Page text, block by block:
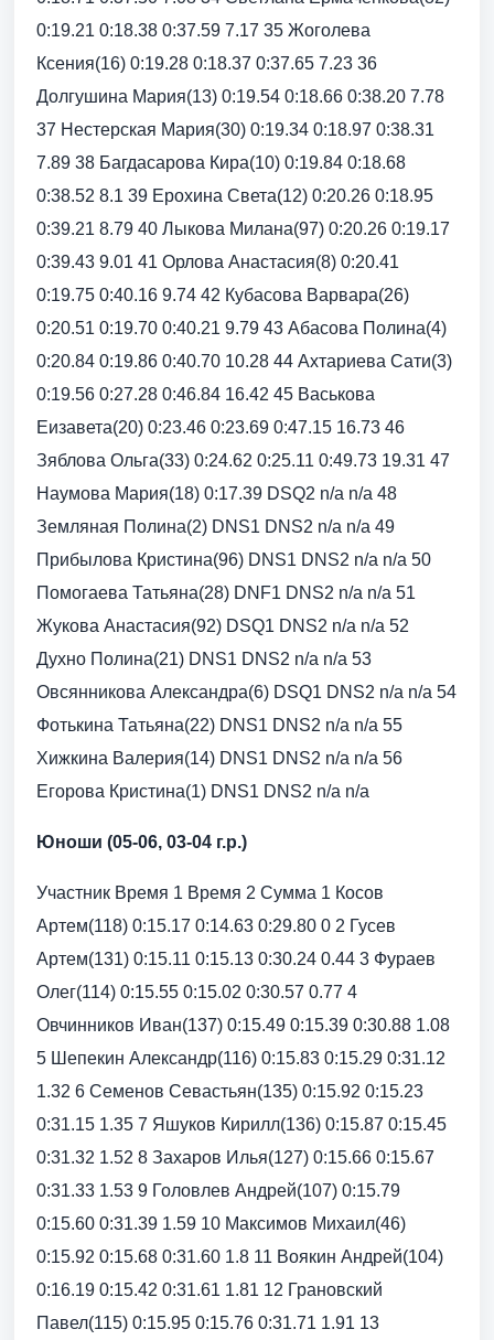
0:19.21 0:18.38 0:37.59 7.17 35 Жоголева
Ксения(16) 0:19.28 0:18.37 0:37.65 7.23 36
Долгушина Мария(13) 0:19.54 0:18.66 0:38.20 7.78
37 Нестерская Мария(30) 0:19.34 0:18.97 0:38.31
7.89 38 Багдасарова Кира(10) 0:19.84 0:18.68
0:38.52 8.1 39 Ерохина Света(12) 0:20.26 0:18.95
0:39.21 8.79 40 Лыкова Милана(97) 0:20.26 0:19.17
0:39.43 9.01 41 Орлова Анастасия(8) 0:20.41
0:19.75 0:40.16 9.74 42 Кубасова Варвара(26)
0:20.51 0:19.70 0:40.21 9.79 43 Абасова Полина(4)
0:20.84 0:19.86 0:40.70 10.28 44 Ахтариева Сати(3)
0:19.56 0:27.28 0:46.84 16.42 45 Васькова
Еизавета(20) 0:23.46 0:23.69 0:47.15 16.73 46
Зяблова Ольга(33) 0:24.62 0:25.11 0:49.73 19.31 47
Наумова Мария(18) 0:17.39 DSQ2 n/a n/a 48
Земляная Полина(2) DNS1 DNS2 n/a n/a 49
Прибылова Кристина(96) DNS1 DNS2 n/a n/a 50
Помогаева Татьяна(28) DNF1 DNS2 n/a n/a 51
Жукова Анастасия(92) DSQ1 DNS2 n/a n/a 52
Духно Полина(21) DNS1 DNS2 n/a n/a 53
Овсянникова Александра(6) DSQ1 DNS2 n/a n/a 54
Фотькина Татьяна(22) DNS1 DNS2 n/a n/a 55
Хижкина Валерия(14) DNS1 DNS2 n/a n/a 56
Егорова Кристина(1) DNS1 DNS2 n/a n/a
Юноши (05-06, 03-04 г.р.)
Участник Время 1 Время 2 Сумма 1 Косов
Артем(118) 0:15.17 0:14.63 0:29.80 0 2 Гусев
Артем(131) 0:15.11 0:15.13 0:30.24 0.44 3 Фураев
Олег(114) 0:15.55 0:15.02 0:30.57 0.77 4
Овчинников Иван(137) 0:15.49 0:15.39 0:30.88 1.08
5 Шепекин Александр(116) 0:15.83 0:15.29 0:31.12
1.32 6 Семенов Севастьян(135) 0:15.92 0:15.23
0:31.15 1.35 7 Яшуков Кирилл(136) 0:15.87 0:15.45
0:31.32 1.52 8 Захаров Илья(127) 0:15.66 0:15.67
0:31.33 1.53 9 Головлев Андрей(107) 0:15.79
0:15.60 0:31.39 1.59 10 Максимов Михаил(46)
0:15.92 0:15.68 0:31.60 1.8 11 Воякин Андрей(104)
0:16.19 0:15.42 0:31.61 1.81 12 Грановский
Павел(115) 0:15.95 0:15.76 0:31.71 1.91 13